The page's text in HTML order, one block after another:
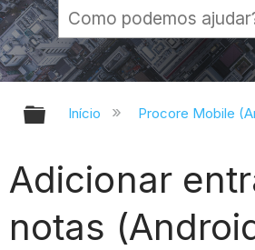
Expandir/recolher
Início Procore Mobile
Adicionar
notas